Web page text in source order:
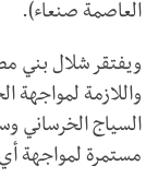
العاصمة صنعاء).
ويفتقر شلال بني
واللازمة لمواجهة
السياج الخرساني
مستمرة لمواجهة